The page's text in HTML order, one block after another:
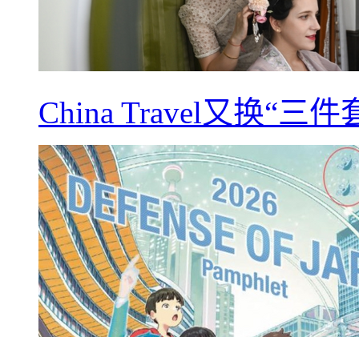
China Travel又换“三